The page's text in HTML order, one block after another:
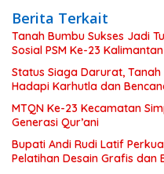
Berita Terkait
Tanah Bumbu Sukses Jadi
Sosial PSM Ke-23
Status Siaga Darurat,
Hadapi Karhutla dan
MTQN Ke-23 Kecamatan
Generasi Qur’ani
Bupati Andi Rudi Latif
Pelatihan Desain Grafis dan